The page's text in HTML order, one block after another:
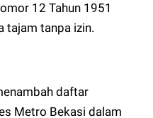
12 Tahun 1951
tajam tanpa izin.
daftar
Metro Bekasi dalam